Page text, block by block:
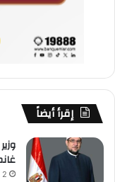
إقرأ أيضاً
2 أغسطس، 2026